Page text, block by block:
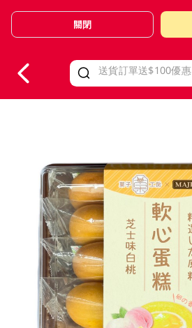
Valid Until 30 June 2026
關閉